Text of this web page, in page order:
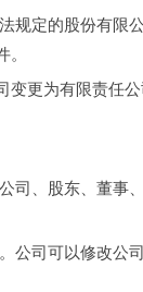
定的股份有限
更为有限责任公
、股东、董事
司可以修改公司